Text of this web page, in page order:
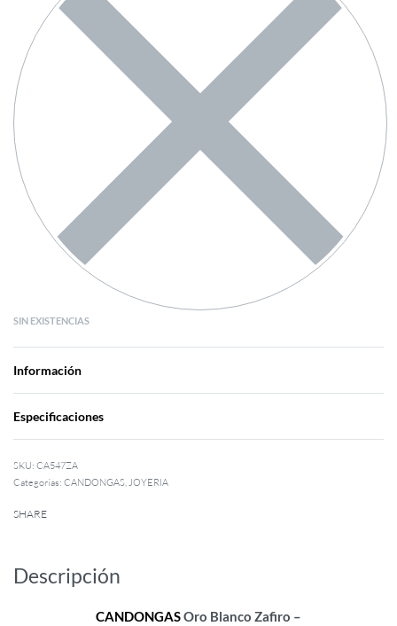
SIN EXISTENCIAS
Información
Especificaciones
CA547ZA
Categorías: CANDONGAS,JOYERIA
SHARE
Descripción
CANDONGASOro Blanco Zafiro –